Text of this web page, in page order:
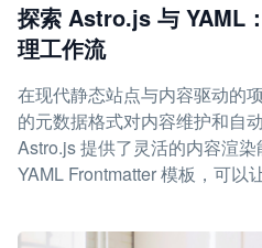
探索 Astro.js 与 YAML
理工作流
在现代静态站点与内容驱动的
的元数据格式对内容维护和自
Astro.js 提供了灵活的内容渲
YAML Frontmatter 模板，可以